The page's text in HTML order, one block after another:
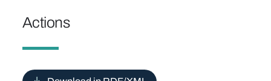
Actions